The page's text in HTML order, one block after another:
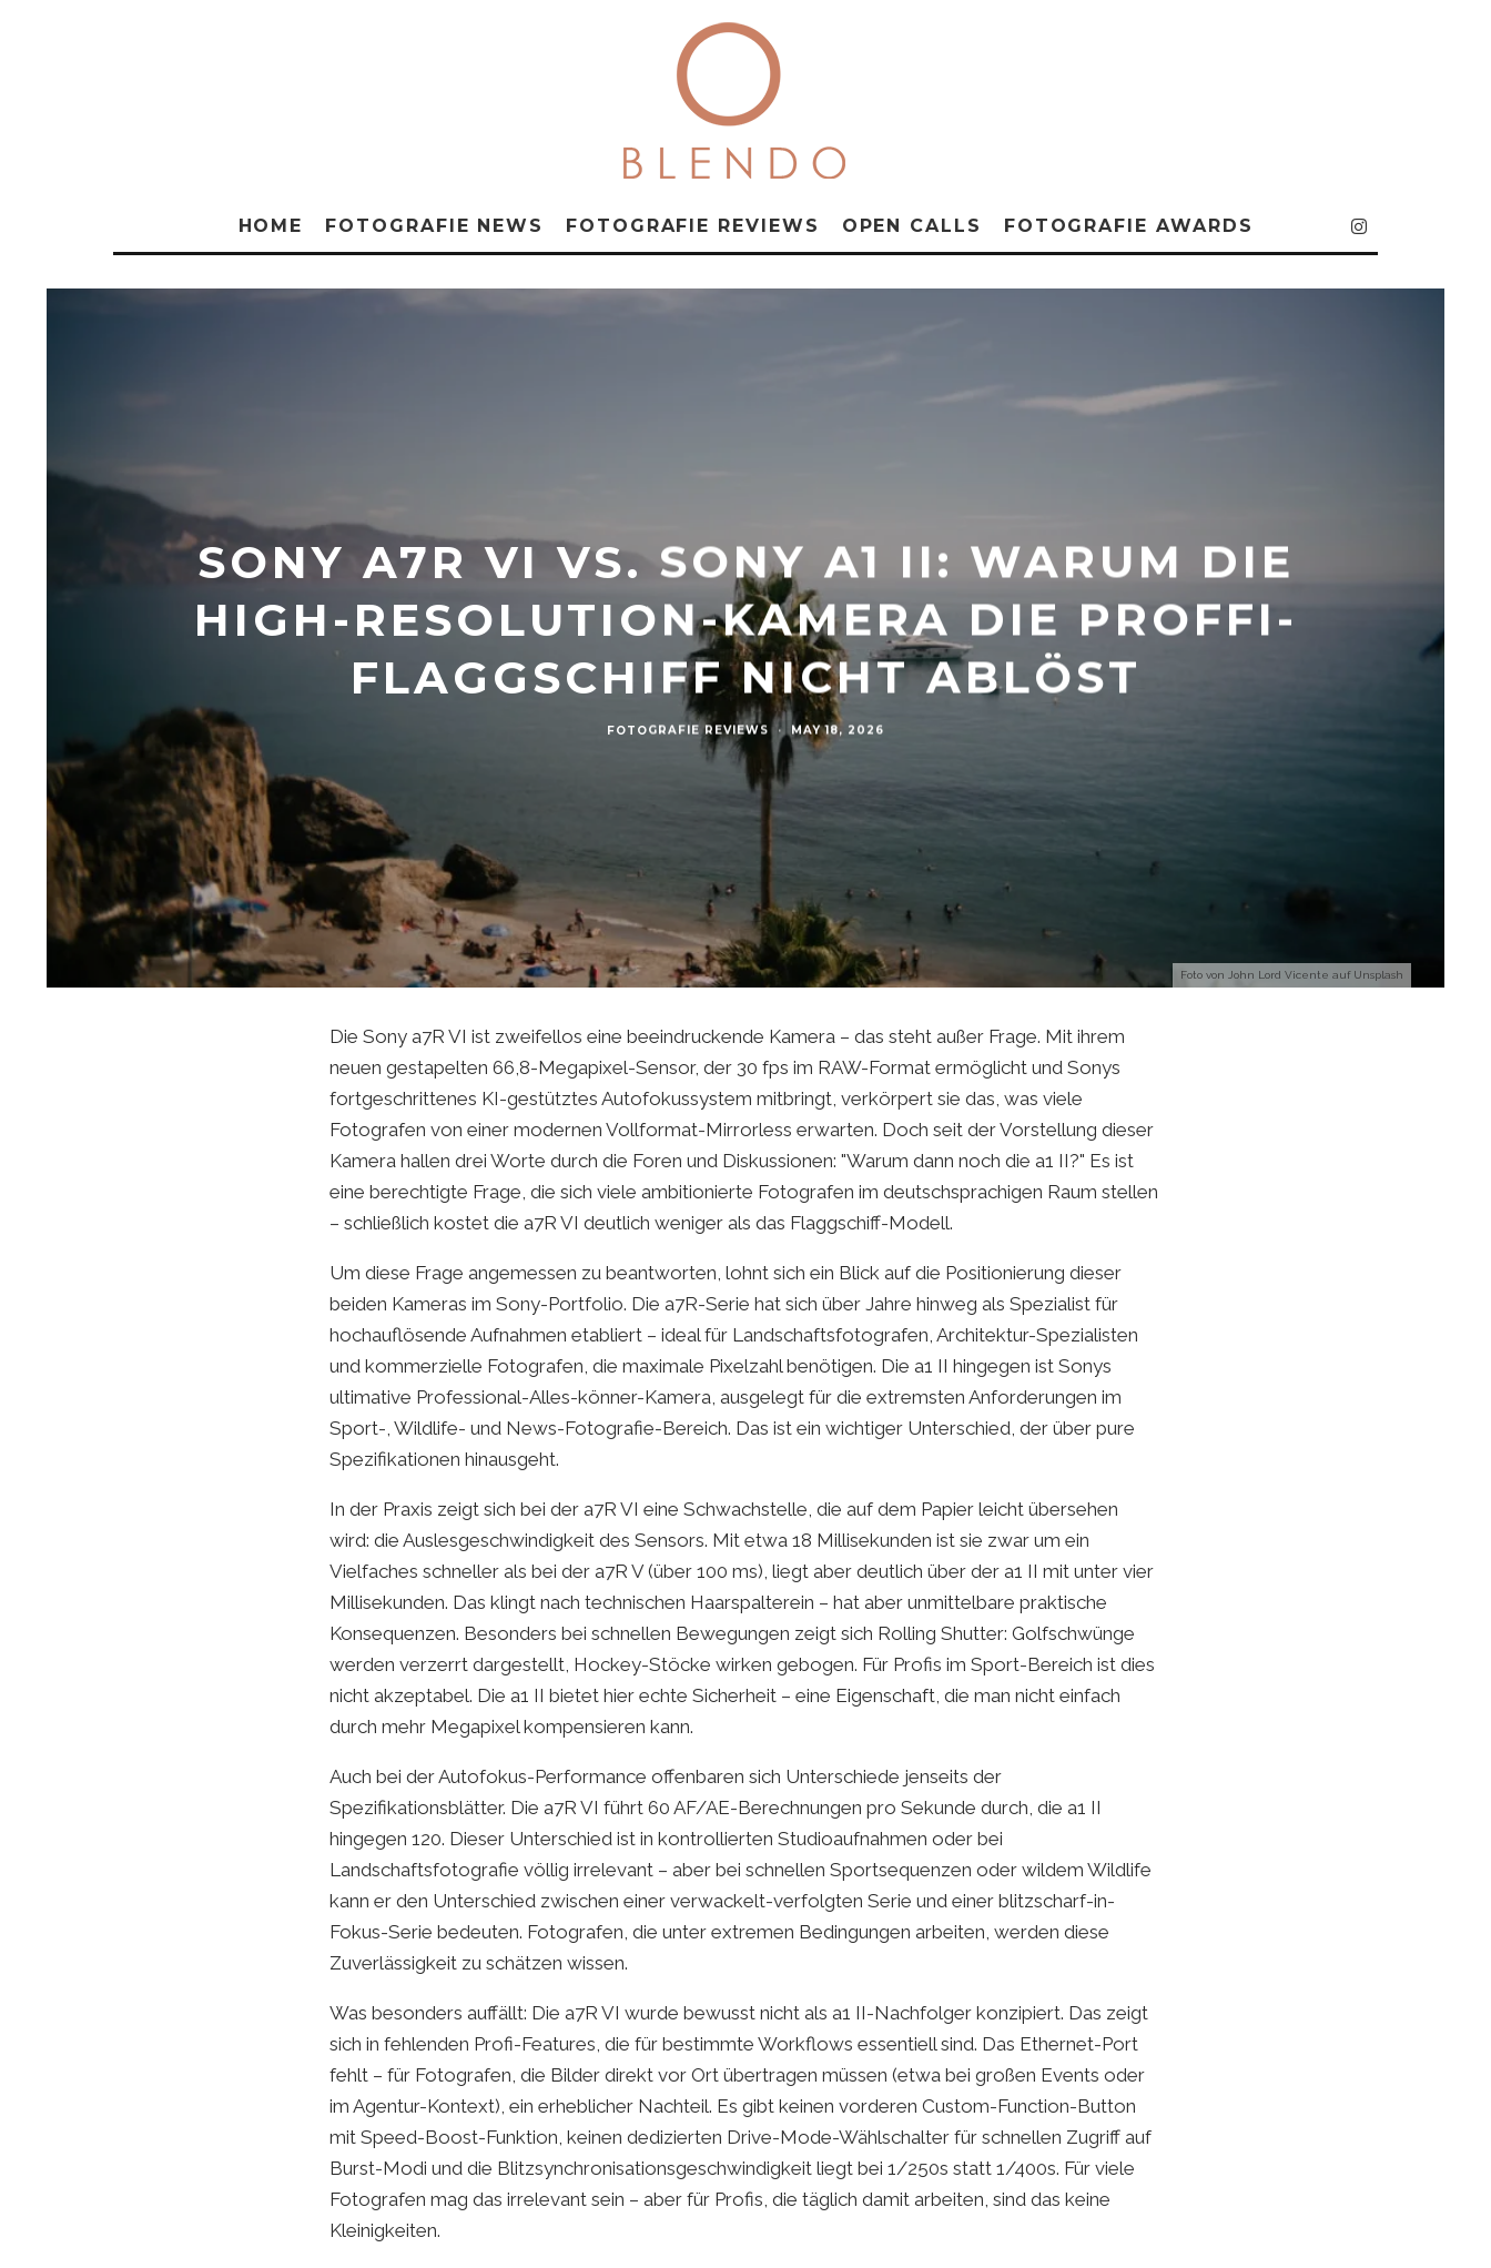
HOME FOTOGRAFIE NEWS FOTOGRAFIE REVIEWS OPEN CALLS FOTOGRAFIE AWARDS
Foto von John Lord Vicente auf Unsplash
SONY A7R VI VS. SONY A1 II: WARUM DIE
HIGH-RESOLUTION-KAMERA DIE PROFFI-
FLAGGSCHIFF NICHT ABLÖST
FOTOGRAFIE REVIEWS · MAY 18, 2026
Die Sony a7R VI ist zweifellos eine beeindruckende Kamera – das steht außer Frage. Mit ihrem
neuen gestapelten 66,8-Megapixel-Sensor, der 30 fps im RAW-Format ermöglicht und Sonys
fortgeschrittenes KI-gestütztes Autofokussystem mitbringt, verkörpert sie das, was viele
Fotografen von einer modernen Vollformat-Mirrorless erwarten. Doch seit der Vorstellung dieser
Kamera hallen drei Worte durch die Foren und Diskussionen: "Warum dann noch die a1 II?" Es ist
eine berechtigte Frage, die sich viele ambitionierte Fotografen im deutschsprachigen Raum stellen
– schließlich kostet die a7R VI deutlich weniger als das Flaggschiff-Modell.
Um diese Frage angemessen zu beantworten, lohnt sich ein Blick auf die Positionierung dieser
beiden Kameras im Sony-Portfolio. Die a7R-Serie hat sich über Jahre hinweg als Spezialist für
hochauflösende Aufnahmen etabliert – ideal für Landschaftsfotografen, Architektur-Spezialisten
und kommerzielle Fotografen, die maximale Pixelzahl benötigen. Die a1 II hingegen ist Sonys
ultimative Professional-Alles-könner-Kamera, ausgelegt für die extremsten Anforderungen im
Sport-, Wildlife- und News-Fotografie-Bereich. Das ist ein wichtiger Unterschied, der über pure
Spezifikationen hinausgeht.
In der Praxis zeigt sich bei der a7R VI eine Schwachstelle, die auf dem Papier leicht übersehen
wird: die Auslesgeschwindigkeit des Sensors. Mit etwa 18 Millisekunden ist sie zwar um ein
Vielfaches schneller als bei der a7R V (über 100 ms), liegt aber deutlich über der a1 II mit unter vier
Millisekunden. Das klingt nach technischen Haarspalterein – hat aber unmittelbare praktische
Konsequenzen. Besonders bei schnellen Bewegungen zeigt sich Rolling Shutter: Golfschwünge
werden verzerrt dargestellt, Hockey-Stöcke wirken gebogen. Für Profis im Sport-Bereich ist dies
nicht akzeptabel. Die a1 II bietet hier echte Sicherheit – eine Eigenschaft, die man nicht einfach
durch mehr Megapixel kompensieren kann.
Auch bei der Autofokus-Performance offenbaren sich Unterschiede jenseits der
Spezifikationsblätter. Die a7R VI führt 60 AF/AE-Berechnungen pro Sekunde durch, die a1 II
hingegen 120. Dieser Unterschied ist in kontrollierten Studioaufnahmen oder bei
Landschaftsfotografie völlig irrelevant – aber bei schnellen Sportsequenzen oder wildem Wildlife
kann er den Unterschied zwischen einer verwackelt-verfolgten Serie und einer blitzscharf-in-
Fokus-Serie bedeuten. Fotografen, die unter extremen Bedingungen arbeiten, werden diese
Zuverlässigkeit zu schätzen wissen.
Was besonders auffällt: Die a7R VI wurde bewusst nicht als a1 II-Nachfolger konzipiert. Das zeigt
sich in fehlenden Profi-Features, die für bestimmte Workflows essentiell sind. Das Ethernet-Port
fehlt – für Fotografen, die Bilder direkt vor Ort übertragen müssen (etwa bei großen Events oder
im Agentur-Kontext), ein erheblicher Nachteil. Es gibt keinen vorderen Custom-Function-Button
mit Speed-Boost-Funktion, keinen dedizierten Drive-Mode-Wählschalter für schnellen Zugriff auf
Burst-Modi und die Blitzsynchronisationsgeschwindigkeit liegt bei 1/250s statt 1/400s. Für viele
Fotografen mag das irrelevant sein – aber für Profis, die täglich damit arbeiten, sind das keine
Kleinigkeiten.